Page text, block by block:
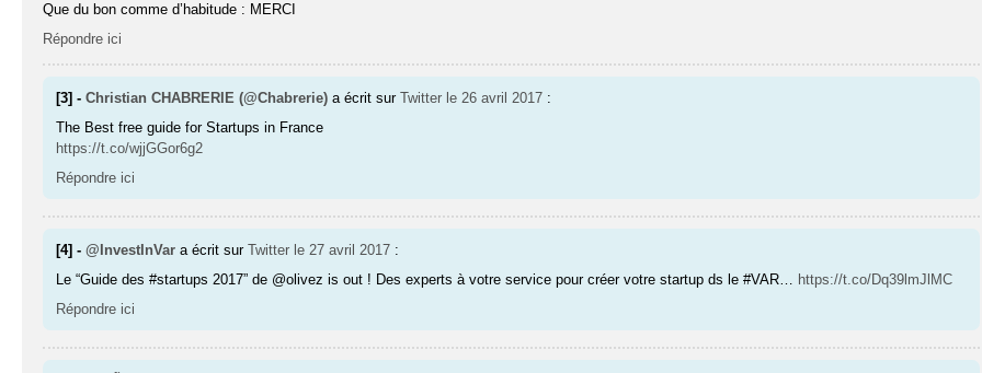
Que du bon comme d’habitude : MERCI
Répondre ici
[3] -Christian CHABRERIE (@Chabrerie) a écrit surTwitter le 26 avril 2017 :
The Best free guide for Startups in France
https://t.co/wjjGGor6g2
Répondre ici
[4] -@InvestInVar a écrit surTwitter le 27 avril 2017 :
Le “Guide des #startups 2017” de @olivez is out ! Des experts à votre service pour créer votre startup ds le #VAR… https://t.co/Dq39lmJlMC
Répondre ici